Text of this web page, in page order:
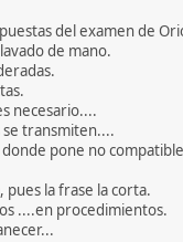
del examen de
de mano.
necesario....
transmiten....
pone no
pues la frase la corta.
....en procedimientos.